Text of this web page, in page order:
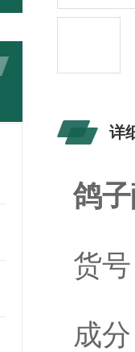
详
鸽
货
成